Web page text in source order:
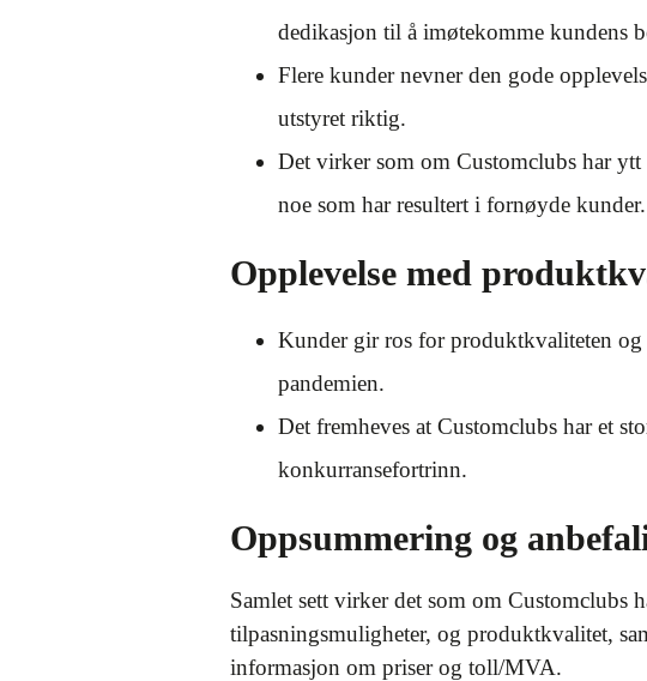
dedikasjon til å imøtekomme kundens
Flere kunder nevner den gode
utstyret riktig.
Det virker som om Customclubs har ytt
noe som har resultert i fornøyde kunder.
Opplevelse med
Kunder gir ros for produktkvaliteten og
pandemien.
Det fremheves at Customclubs har et
konkurransefortrinn.
Oppsummering og
Samlet sett virker det som om Customclubs
tilpasningsmuligheter, og produktkvalitet,
informasjon om priser og toll/MVA.